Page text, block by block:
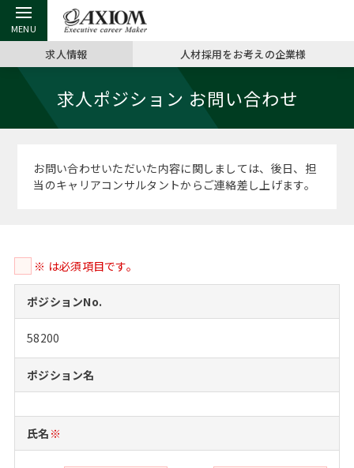
戻る
アクシアムの特長 ミッシ
コンサ
サービス案内
お申し
キャリ
戻る
キャリア支援 TOP
キャリアデザイン講座
（最新求人市場動向）
キャリ
MBAの
おわり
MBAの転職事例
MBAからのFAQ
MBA留学生数の推移
MBA留
日本か
インターン受入企業一覧
MBAを生かす求人特集
戻る
転職ツール TOP
英文レジュメの書き方
英文レ
パワー
よくある面接Q&A集
外資系／面接攻略のコツ
戻る
転職コラム TOP
“展”職相談室
転職成功への4つの鍵
キャリアに効く一冊
注目企業インタビュー
戻る
イベント・セミナー TOP
ジョブフェア
キャリアフォーラム
プロ経営者の特別セミナー
Career Talk Live
戻る
会社概要 TOP
沿革
採用情報
パブリシティ
ニュースリリース
求人情報 人材採用をお考えの企業様
求人ポジション お問い合わせ
お問い合わせいただいた内容に関しましては、後日、担
当のキャリアコンサルタントからご連絡差し上げます。
※ は必須項目です。
ポジションNo.
58200
ポジション名
氏名 ※